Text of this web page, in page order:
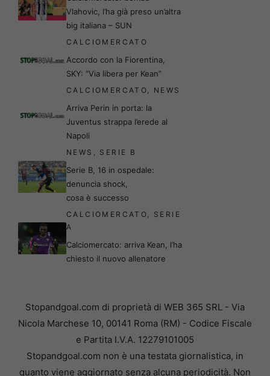
Vlahovic, l’ha già preso un’altra
big italiana – SUN
CALCIOMERCATO
Accordo con la Fiorentina,
SKY: “Via libera per Kean”
CALCIOMERCATO, NEWS
Arriva Perin in porta: la
Juventus strappa l’erede al
Napoli
NEWS , SERIE B
Serie B, 16 in ospedale:
denuncia shock,
cosa è successo
CALCIOMERCATO, SERIE
A
Calciomercato: arriva Kean, l’ha
chiesto il nuovo allenatore
Stopandgoal.com di proprietà di WEB 365 SRL - Via
Nicola Marchese 10, 00141 Roma (RM) - Codice Fiscale
e Partita I.V.A. 12279101005
Stopandgoal.com non è una testata giornalistica, in
quanto viene aggiornato senza alcuna periodicità. Non